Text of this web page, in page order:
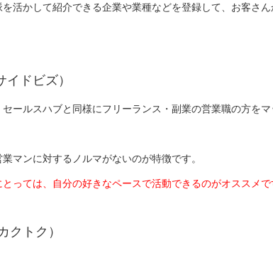
活かして紹介できる企業や業種などを登録して、お客さ
ドビズ）
ールスハブと同様にフリーランス・副業の営業職の方を
マンに対するノルマがないのが特徴です。
っては、自分の好きなペースで活動できるのがオススメで
クトク）